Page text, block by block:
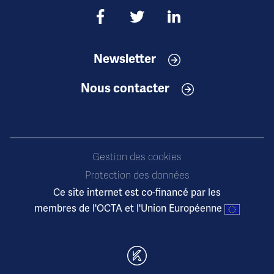
Newsletter
Nous contacter
Gestion des cookies
Protection des données
Ce site internet est co-financé par les
membres de l'OCTA et l'Union Européenne